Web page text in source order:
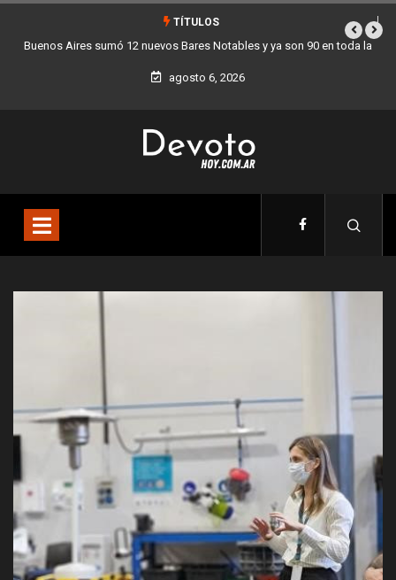
TÍTULOS
Buenos Aires sumó 12 nuevos Bares Notables y ya son 90 en toda la
Ciudad
agosto 6, 2026